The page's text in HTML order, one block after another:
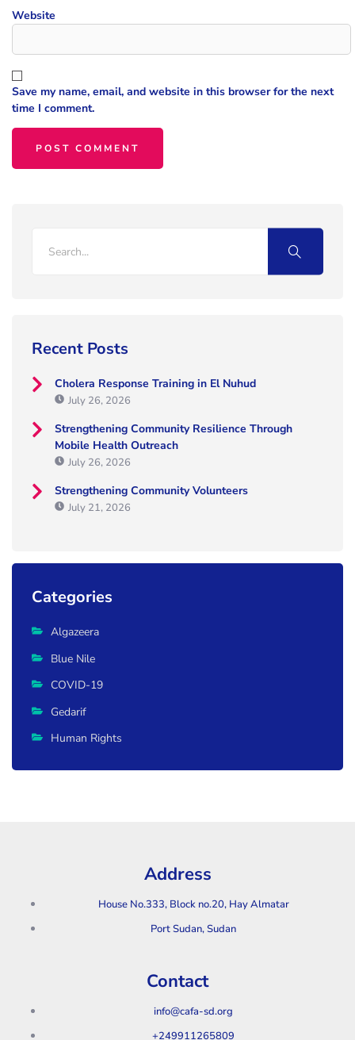
Recent Posts
Cholera Response Training in El Nuhud
July 26, 2026
Strengthening Community Resilience Through
Mobile Health Outreach
July 26, 2026
Strengthening Community Volunteers
July 21, 2026
Categories
Algazeera
Blue Nile
COVID-19
Gedarif
Human Rights
Website
Save my name, email, and website in this browser for the next
time I comment.
Address
House No.333, Block no.20, Hay Almatar
Port Sudan, Sudan
Contact
info@cafa-sd.org
+249911265809